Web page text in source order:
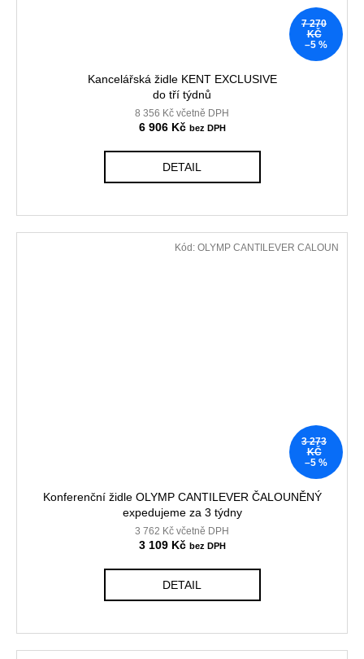
7 270
KČ
–5 %
Kancelářská židle KENT EXCLUSIVE
do tří týdnů
8 356 Kč včetně DPH
6 906 Kč
DETAIL
3 273
KČ
–5 %
Konferenční židle OLYMP CANTILEVER ČALOUNĚNÝ
expedujeme za 3 týdny
3 762 Kč včetně DPH
3 109 Kč
DETAIL
Kód: OLYMP CANTILEVER CALOUN